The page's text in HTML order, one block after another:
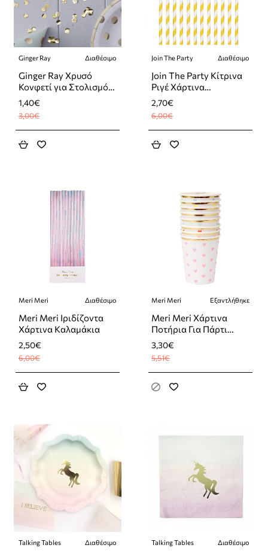
-53%
Ginger Ray Διαθέσιμο
Ginger Ray Χρυσό
Κονφετί για Στολισμό
Τραπεζιού
1,40€
3,00€
-55%
Join The Party Διαθέσιμο
Join The Party Κίτρινα
Ριγέ Χάρτινα
Καλαμάκια
2,70€
6,00€
-58%
Meri Meri Διαθέσιμο
Meri Meri Ιριδίζοντα
Χάρτινα Καλαμάκια
2,50€
6,00€
-40%
Εξαντλήθηκε
Meri Meri Εξαντλήθηκε
Meri Meri Χάρτινα
Ποτήρια Για Πάρτι
Παστέλ Καρδιές 8τμχ
3,30€
5,51€
-60%
Talking Tables Διαθέσιμο -50%
Talking Tables Διαθέσιμο